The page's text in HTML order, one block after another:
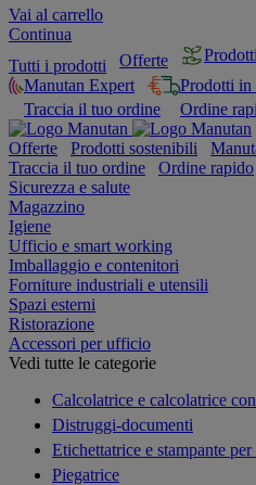
Vai al carrello
Continua
Tutti i prodotti
Offerte
Manutan Expert
Prodotti in
Traccia il tuo ordine
Ordine
Offerte Prodotti sostenibili
Traccia il tuo ordine
Ordine rapido
Sicurezza e salute
Magazzino
Igiene
Ufficio e smart working
Imballaggio e contenitori
Forniture industriali e utensili
Spazi esterni
Ristorazione
Accessori per ufficio
Vedi tutte le categorie
Calcolatrice e calcolatrice
Distruggi-documenti
Etichettatrice e stampante per
Piegatrice